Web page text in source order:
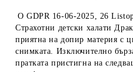
OGDPR 16-06-2025, 26
Страхотни детски халати
приятна на допир материя с
снимката. Изключително
пратката пристигна на